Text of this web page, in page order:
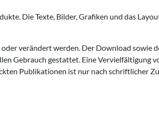
Die Texte, Bilder, Grafiken und das
verändert werden. Der Download sowie
Gebrauch gestattet. Eine Vervielfältigung
Publikationen ist nur nach schriftlicher